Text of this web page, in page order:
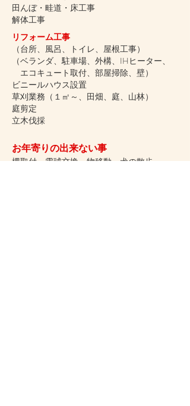
田んぼ・畦道・床工事
解体工事
リフォーム工事
（台所、風呂、トイレ、屋根工事）
（ベランダ、駐車場、外構、IHヒーター、
エコキュート取付、部屋掃除、壁）
ビニールハウス設置
草刈業務（１㎡～、田畑、庭、山林）
庭剪定
立木伐採
お年寄りの出来ない事
柵取付、電球交換、物移動、犬の散歩、